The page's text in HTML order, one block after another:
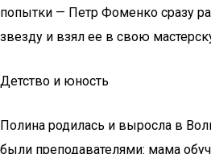
попытки — Петр Фоменко сразу
звезду и взял ее в свою
Детство и юность
Полина родилась и выросла в
были преподавателями: мама